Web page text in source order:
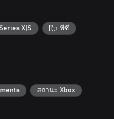
spaceship, delve into the
a doomed facility, and seek
tale of identity, memory,
of Stanley Kubrick, Hideaki
by fluid 3D character
X|S พีซี
สถานะ Xbox